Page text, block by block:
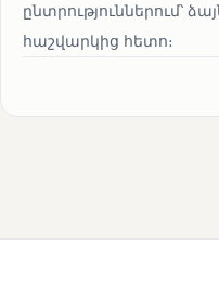
ընտրություններում՝
հաշվարկից հետո։